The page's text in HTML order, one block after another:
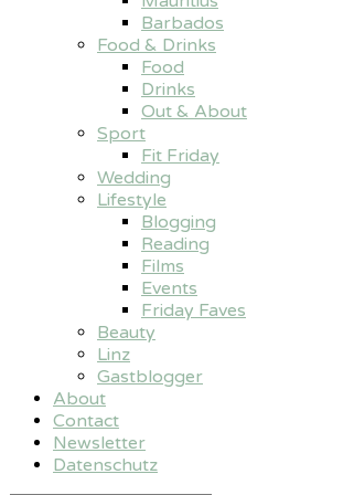
Barbados
Food & Drinks
Food
Drinks
Out & About
Sport
Fit Friday
Wedding
Lifestyle
Blogging
Reading
Films
Events
Friday Faves
Beauty
Linz
Gastblogger
About
Contact
Newsletter
Datenschutz